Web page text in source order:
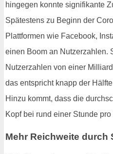
hingegen konnte signifikante
Spätestens zu Beginn der
Plattformen wie Facebook,
einen Boom an Nutzerzahlen.
Nutzerzahlen von einer
das entspricht knapp der
Hinzu kommt, dass die
Kopf bei rund einer Stunde
Mehr Reichweite durch